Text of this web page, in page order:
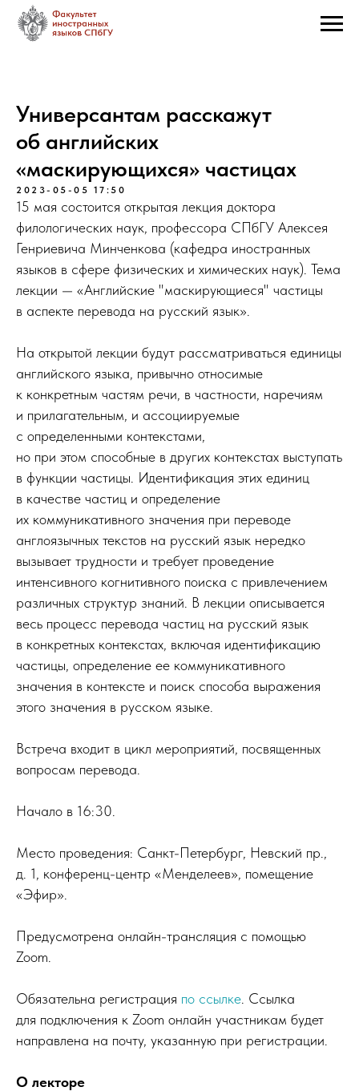
Универсантам расскажут
об английских
«маскирующихся» частицах
2023-05-05 17:50
15 мая состоится открытая лекция доктора
филологических наук, профессора СПбГУ Алексея
Генриевича Минченкова (кафедра иностранных
языков в сфере физических и химических наук). Тема
лекции — «Английские "маскирующиеся" частицы
в аспекте перевода на русский язык».
На открытой лекции будут рассматриваться единицы
английского языка, привычно относимые
к конкретным частям речи, в частности, наречиям
и прилагательным, и ассоциируемые
с определенными контекстами,
но при этом способные в других контекстах выступать
в функции частицы. Идентификация этих единиц
в качестве частиц и определение
их коммуникативного значения при переводе
англоязычных текстов на русский язык нередко
вызывает трудности и требует проведение
интенсивного когнитивного поиска с привлечением
различных структур знаний. В лекции описывается
весь процесс перевода частиц на русский язык
в конкретных контекстах, включая идентификацию
частицы, определение ее коммуникативного
значения в контексте и поиск способа выражения
этого значения в русском языке.
Встреча входит в цикл мероприятий, посвященных
вопросам перевода.
Начало в 16:30.
Место проведения: Санкт-Петербург, Невский пр.,
д. 1, конференц-центр «Менделеев», помещение
«Эфир».
Предусмотрена онлайн-трансляция с помощью
Zoom.
Обязательна регистрация по ссылке . Ссылка
для подключения к Zoom онлайн участникам будет
направлена на почту, указанную при регистрации.
О лекторе